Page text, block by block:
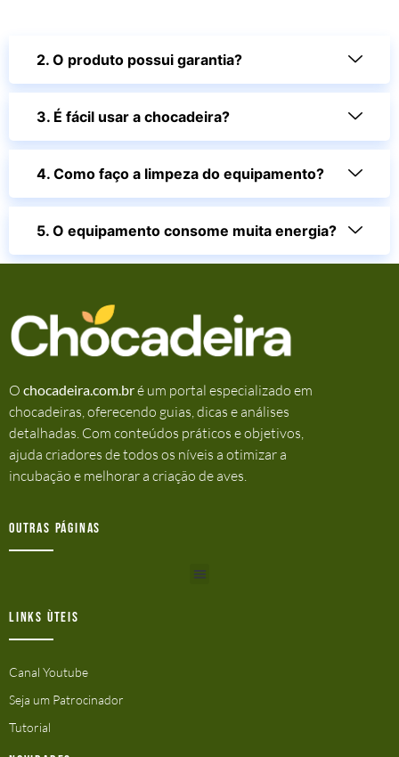
2. O produto possui garantia?
3. É fácil usar a chocadeira?
4. Como faço a limpeza do equipamento?
5. O equipamento consome muita energia?
O chocadeira.com.bré um portal especializado em
chocadeiras, oferecendo guias, dicas e análises
detalhadas. Com conteúdos práticos e objetivos,
ajuda criadores de todos os níveis a otimizar a
incubação e melhorar a criação de aves.
Outras Páginas
Links ùteis
Canal Youtube
Seja um Patrocinador
Tutorial